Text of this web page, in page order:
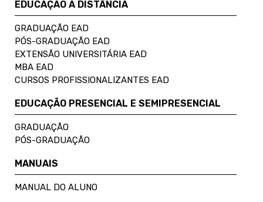
EDUCAÇÃO A DISTÂNCIA
GRADUAÇÃO EAD
PÓS-GRADUAÇÃO EAD
EXTENSÃO UNIVERSITÁRIA EAD
MBA EAD
CURSOS PROFISSIONALIZANTES EAD
EDUCAÇÃO PRESENCIAL E SEMIPRESENCIAL
GRADUAÇÃO
PÓS-GRADUAÇÃO
MANUAIS
MANUAL DO ALUNO